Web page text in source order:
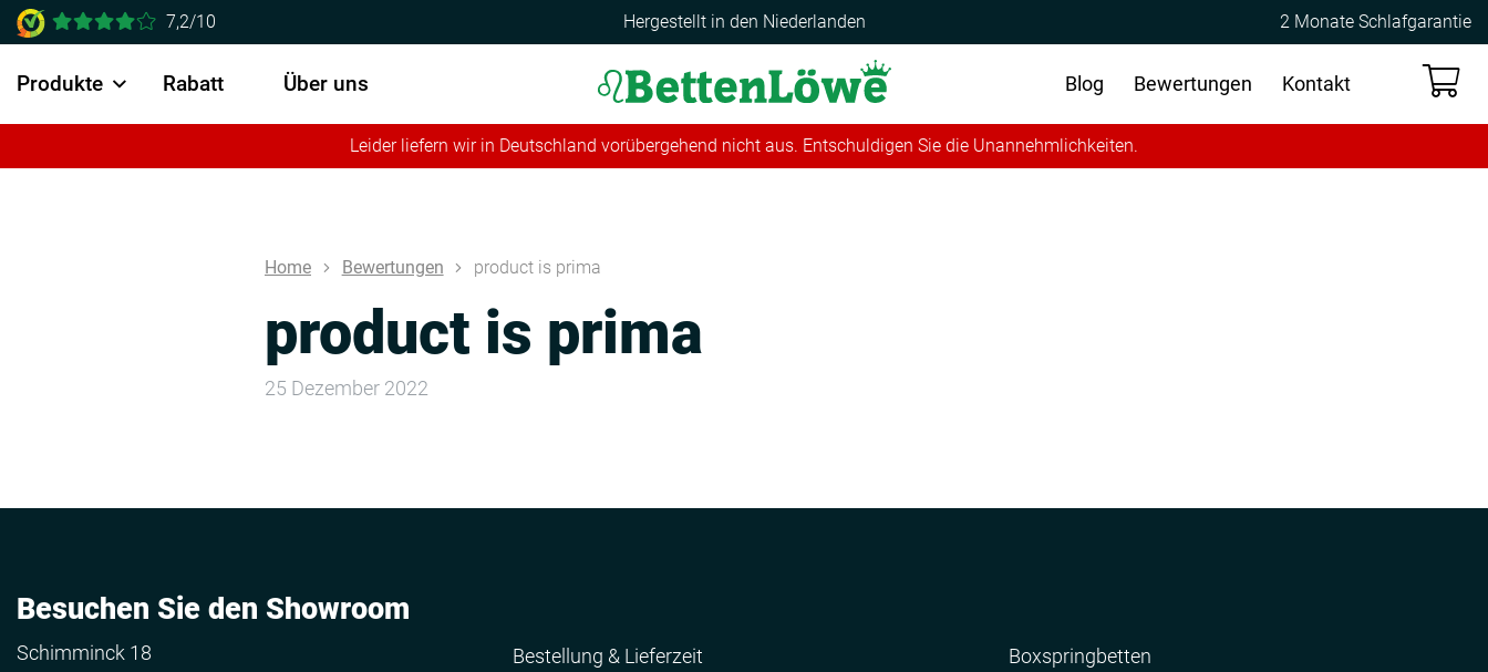
7,2/10 Hergestellt in den Niederlanden 2 Monate Schlafgarantie
Produkte Rabatt Über uns Kontakt
Bewertungen
Blog
Leider liefern wir in Deutschland vorübergehend nicht aus. Entschuldigen Sie die Unannehmlichkeiten.
Home Bewertungen product is prima
product is prima
25 Dezember 2022
Besuchen Sie den Showroom
Schimminck 18
Bestellung & Lieferzeit
Boxspringbetten